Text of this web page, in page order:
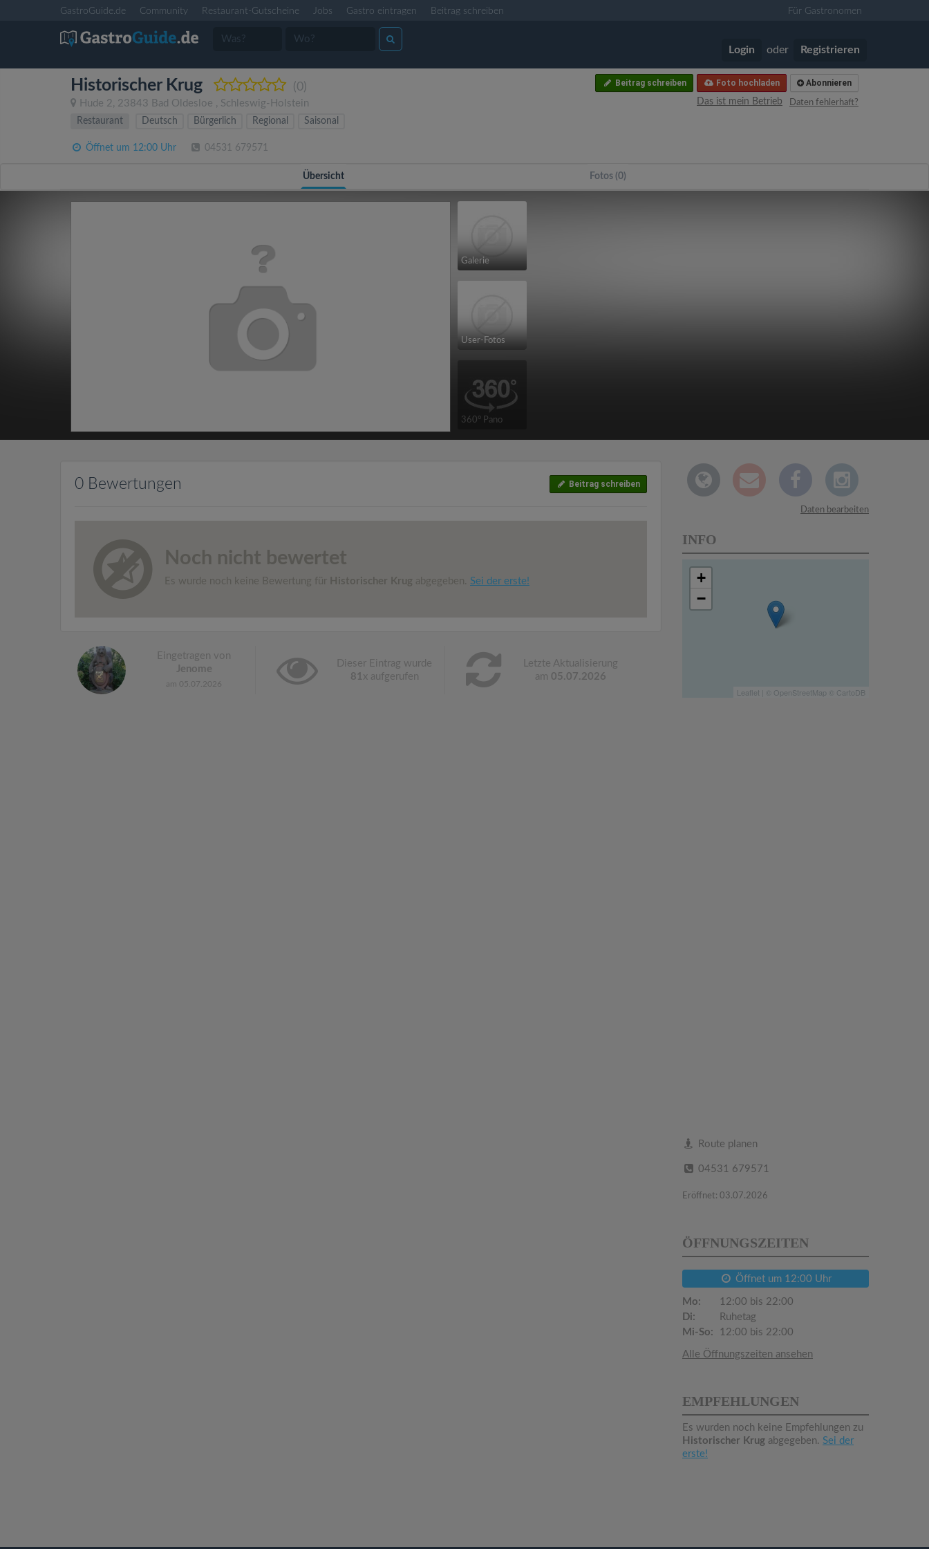
GastroGuide.de Community Restaurant-Gutscheine Jobs Gastro eintragen Beitrag schreiben Für Gastronomen
Login oder Registrieren
Historischer Krug (0)
Hude 2, 23843 Bad Oldesloe , Schleswig-Holstein
Abonnieren
Foto hochladen
Beitrag schreiben
Daten fehlerhaft?
Das ist mein Betrieb
Restaurant
Deutsch Bürgerlich Regional Saisonal
Öffnet um 12:00 Uhr 04531 679571
Übersicht Fotos (0)
Galerie
User-Fotos
360° Pano
0 Bewertungen Beitrag schreiben
Noch nicht bewertet
Es wurde noch keine Bewertung für Historischer Krug abgegeben. Sei der erste!
Eingetragen von
Jenome
am 05.07.2026
Dieser Eintrag wurde
81 x aufgerufen
Letzte Aktualisierung
am 05.07.2026
Daten bearbeiten
INFO
+
−
Leaflet OpenStreetMap CartoDB
Route planen
04531 679571
Eröffnet: 03.07.2026
ÖFFNUNGSZEITEN
Öffnet um 12:00 Uhr
Mo:
12:00 bis 22:00
Di:
Ruhetag
Mi-So:
12:00 bis 22:00
Alle Öffnungszeiten ansehen
EMPFEHLUNGEN
Es wurden noch keine Empfehlungen zu
Historischer Krug abgegeben. Sei der
erste!